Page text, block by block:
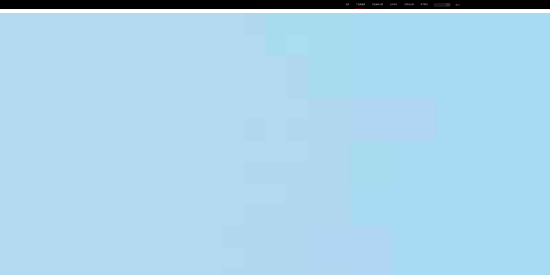
首页 产品及服务 行业解决方案 合作伙伴 投资者关系 关于我们 中EN